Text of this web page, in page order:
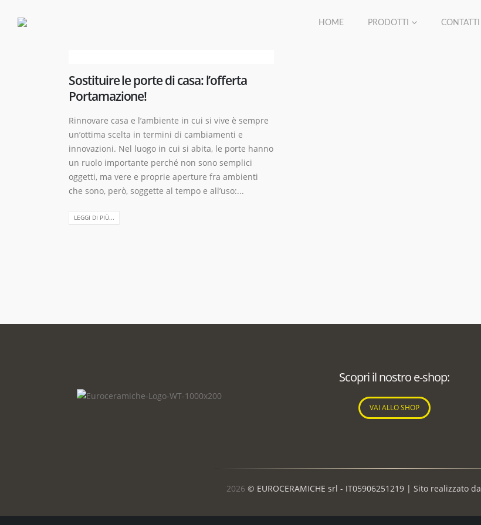
HOME PRODOTTI CONTATTI
Sostituire le porte di casa: l’offerta
Portamazione!
Rinnovare casa e l’ambiente in cui si vive è sempre
un’ottima scelta in termini di cambiamenti e
innovazioni. Nel luogo in cui si abita, le porte hanno
un ruolo importante perché non sono semplici
oggetti, ma vere e proprie aperture fra ambienti
che sono, però, soggette al tempo e all’uso:...
LEGGI DI PIÙ...
Scopri il nostro e-shop:
VAI ALLO SHOP
2026 © EUROCERAMICHE srl - IT05906251219 | Sito realizzato da